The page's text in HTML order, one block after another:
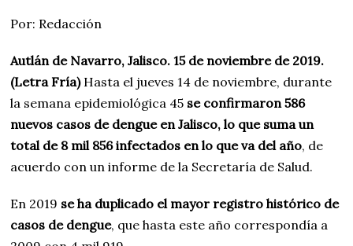
Por: Redacción
Autlán de Navarro, Jalisco. 15 de noviembre de 2019.
(Letra Fría) Hasta el jueves 14 de noviembre, durante
la semana epidemiológica 45 se confirmaron 586
nuevos casos de dengue en Jalisco, lo que suma un
total de 8 mil 856 infectados en lo que va del año, de
acuerdo con un informe de la Secretaría de Salud.
En 2019 se ha duplicado el mayor registro histórico de
casos de dengue, que hasta este año correspondía a